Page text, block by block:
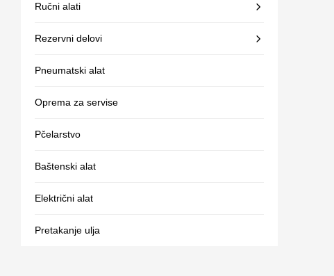
Ručni alati
Rezervni delovi
Pneumatski alat
Oprema za servise
Pčelarstvo
Baštenski alat
Električni alat
Pretakanje ulja